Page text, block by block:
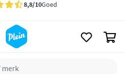
bezorging vanaf 35,- *
besteld,maandag
retourneren